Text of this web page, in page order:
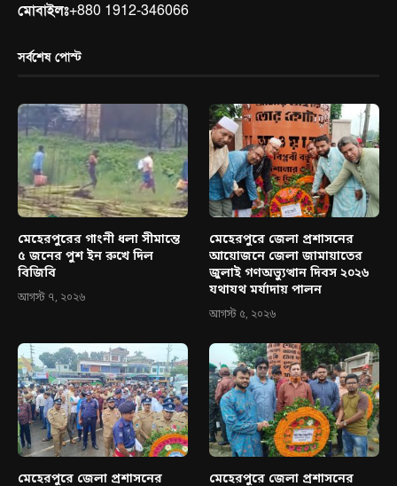
মোবাইলঃ+880 1912-346066
সর্বশেষ পোস্ট
মেহেরপুরের গাংনী ধলা সীমান্তে
৫ জনের পুশ ইন রুখে দিল
বিজিবি
আগস্ট ৭, ২০২৬
মেহেরপুরে জেলা প্রশাসনের
আয়োজনে জেলা জামায়াতের
জুলাই গণঅভ্যুত্থান দিবস ২০২৬
যথাযথ মর্যাদায় পালন
আগস্ট ৫, ২০২৬
মেহেরপুরে জেলা প্রশাসনের মেহেরপুরে জেলা প্রশাসনের